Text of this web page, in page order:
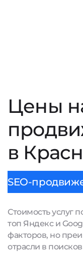
Цены
в
SEO-
Стоимость услуг
топ Яндекс и
факторов, но
отрасли в